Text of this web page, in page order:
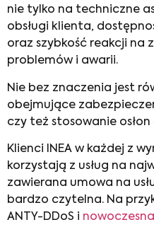
nie tylko na techniczne
obsługi klienta,
oraz szybkość reakcji na
problemów i awarii.
Nie bez znaczenia jest
obejmujące
czy też stosowanie
Klienci INEA w każdej z
korzystają z usług na
zawierana umowa na
bardzo czytelna. Na
ANTY-DDoS i